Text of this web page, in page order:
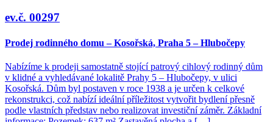
ev.č. 00297
Prodej rodinného domu – Kosořská, Praha 5 – Hlubočepy
Nabízíme k prodeji samostatně stojící patrový cihlový rodinný dům
v klidné a vyhledávané lokalitě Prahy 5 – Hlubočepy, v ulici
Kosořská. Dům byl postaven v roce 1938 a je určen k celkové
rekonstrukci, což nabízí ideální příležitost vytvořit bydlení přesně
podle vlastních představ nebo realizovat investiční záměr. Základní